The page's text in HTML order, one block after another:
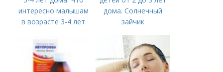
интересно малышам
в возрасте 3-4 лет
дома. Солнечный
зайчик